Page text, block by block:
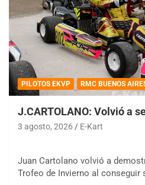
PILOTOS EKVP RMC BUENOS
J.CARTOLANO: Volvió a
3 agosto, 2026 E-Kart
Juan Cartolano volvió a
Trofeo de Invierno al conseguir
COBERTURA ESPECIAL DE E-
08/09-AGO